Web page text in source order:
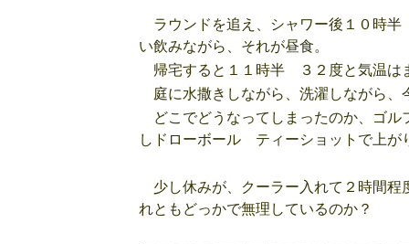
ラウンドを追え、シャワー後１０時
い飲みながら、それが昼食。
帰宅すると１１時半 ３２度と気温は
庭に水撒きしながら、洗濯しながら、
どこでどうなってしまったのか、ゴル
しドローボール ティーショットで上が
少し休みが、クーラー入れて２時間程
れともどっかで無理しているのか？